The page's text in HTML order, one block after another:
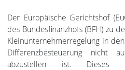
Der Europäische Gerichtshof
des Bundesfinanzhofs (BFH) zu
Kleinunternehmerregelung in
Differenzbesteuerung nicht
abzustellen ist.